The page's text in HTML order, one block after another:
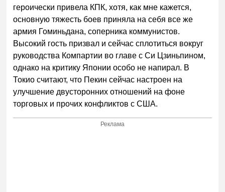
героически привела КПК, хотя, как мне кажется,
основную тяжесть боев приняла на себя все же
армия Гоминьдана, соперника коммунистов.
Высокий гость призвал и сейчас сплотиться вокруг
руководства Компартии во главе с Си Цзиньпином,
однако на критику Японии особо не напирал. В
Токио считают, что Пекин сейчас настроен на
улучшение двусторонних отношений на фоне
торговых и прочих конфликтов с США.
Реклама